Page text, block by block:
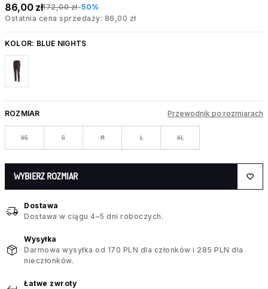
86,00 zł172,00 zł-50%
Ostatnia cena sprzedaży: 86,00 zł
KOLOR: BLUE NIGHTS
ROZMIAR Przewodnik po rozmiarach
XS S M L XL
WYBIERZ ROZMIAR
Dostawa
Dostawa w ciągu 4–5 dni roboczych.
Wysyłka
Darmowa wysyłka od 170 PLN dla członków i 285 PLN dla
nieczłonków.
Łatwe zwroty